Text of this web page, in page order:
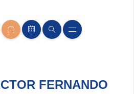
FERNANDO